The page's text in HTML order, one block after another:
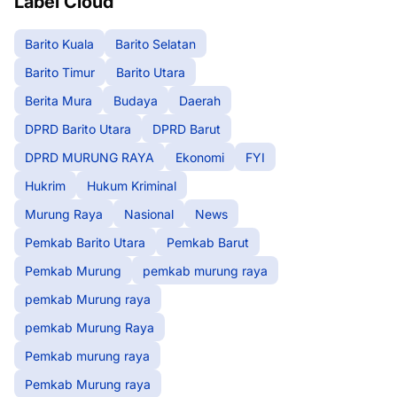
Barito Kuala
Barito Selatan
Barito Timur
Barito Utara
Berita Mura
Budaya
Daerah
DPRD Barito Utara
DPRD Barut
DPRD MURUNG RAYA
Ekonomi
FYI
Hukrim
Hukum Kriminal
Murung Raya
Nasional
News
Pemkab Barito Utara
Pemkab Barut
Pemkab Murung
pemkab murung raya
pemkab Murung raya
pemkab Murung Raya
Pemkab murung raya
Pemkab Murung raya